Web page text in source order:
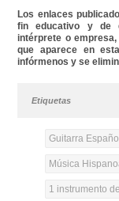
Los enlaces
fin educativo y de
intérprete o
que aparece en
infórmenos y se
Etiquetas
Guitarra
Música
1 instrumento